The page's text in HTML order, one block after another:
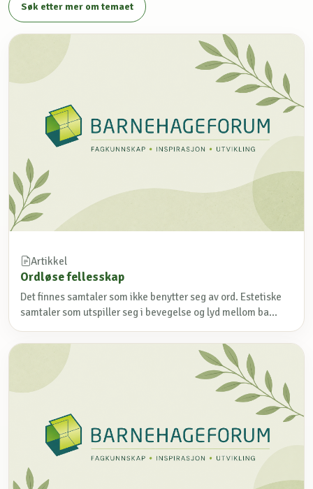
Søk etter mer om temaet
Artikkel
Ordløse fellesskap
Det finnes samtaler som ikke benytter seg av ord. Estetiske
samtaler som utspiller seg i bevegelse og lyd mellom ba...